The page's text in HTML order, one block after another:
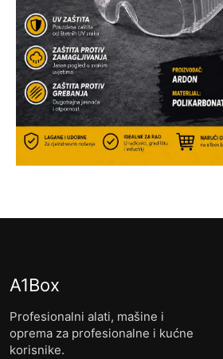
A1Box
Profesionalni alati, mašine i
oprema za profesionalne i kućne
korisnike.